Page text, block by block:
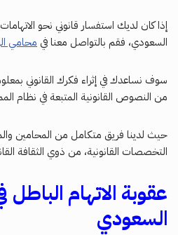
إذا كان لديك استفسار قانوني نحو
السعودي، فقم بالتواصل معنا في محامي
سوف نساعدك في إثراء فكرك القانوني
من النصوص القانونية المتبعة في نظام
حيث لدينا فريق متكامل من المحامين
التخصصات القانونية، من ذوي الثقافة
عقوبة الاتهام الباطل
السعودي